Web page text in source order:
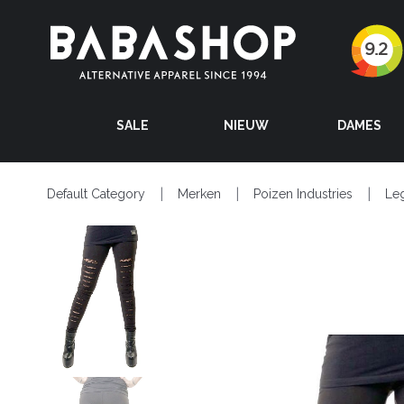
SALE NIEUW DAMES
Default Category Merken Poizen Industries